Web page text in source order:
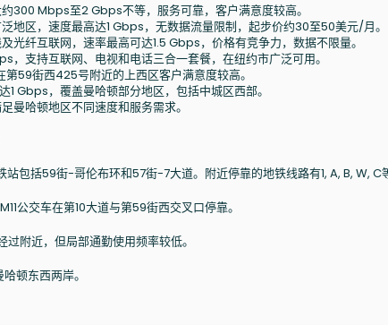
300 Mbps至2 Gbps不等，服务可靠，客户满意度较高。
地区，速度最高达1 Gbps，无数据流量限制，起步价约30至50美元/月。
光纤互联网，速率最高可达1.5 Gbps，价格有竞争力，数据不限量。
，支持互联网、电视和电话三合一套餐，在纽约市广泛可用。
59街西425号附近的上西区客户满意度较高。
1 Gbps，覆盖曼哈顿部分地区，包括中城区西部。
曼哈顿地区不同速度和服务需求。
包括59街-哥伦布环和57街-7大道。附近停靠的地铁线路有1, A, B, W, C
公交车在第10大道与第59街西交叉口停靠。
附近，但局部通勤使用频率较低。
顿东西两岸。